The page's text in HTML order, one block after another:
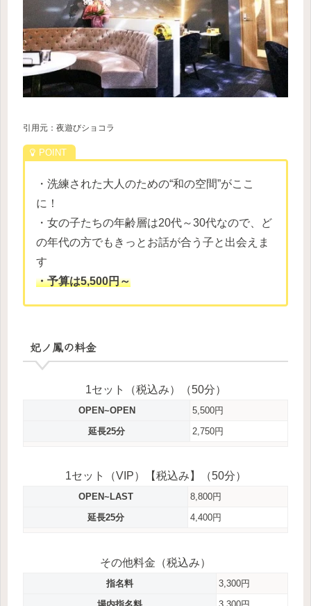
引用元：夜遊びショコラ
・洗練された大人のための“和の空間”がここ
に！
・女の子たちの年齢層は20代～30代なので、ど
の年代の方でもきっとお話が合う子と出会えま
す
・予算は5,500円～
妃ノ鳳の料金
1セット（税込み）（50分）
OPEN~OPEN
5,500円
延長25分
2,750円
1セット（VIP）【税込み】（50分）
OPEN~LAST
8,800円
延長25分
4,400円
その他料金（税込み）
指名料
3,300円